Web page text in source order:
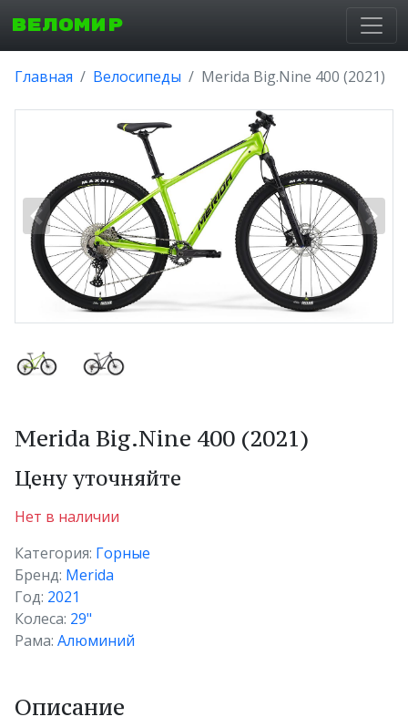
ВЕЛОМИР
Главная Велосипеды Merida Big.Nine 400 (2021)
Merida Big.Nine 400 (2021)
Цену уточняйте
Нет в наличии
Категория: Горные
Бренд: Merida
Год: 2021
Колеса: 29"
Рама: Алюминий
Описание